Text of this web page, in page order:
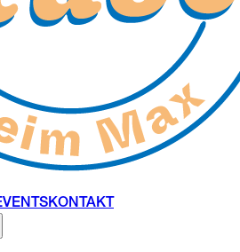
KONTAKT